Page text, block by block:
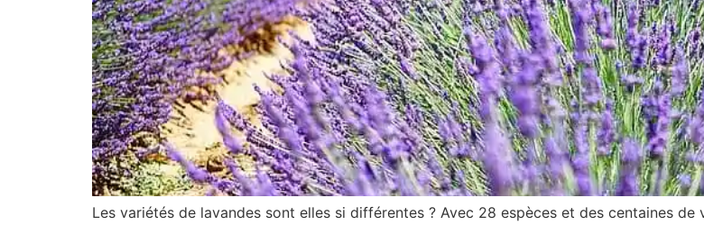
Les variétés de lavandes sont elles si différentes ? Avec 28 espèces et des centaines